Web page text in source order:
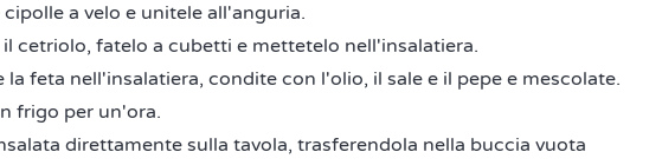
cipolle a velo e unitele all'anguria.
cetriolo, fatelo a cubetti e mettetelo nell'insalatiera.
la feta nell'insalatiera, condite con l'olio, il sale e il pepe e mescolate.
frigo per un'ora.
direttamente sulla tavola, trasferendola nella buccia vuota